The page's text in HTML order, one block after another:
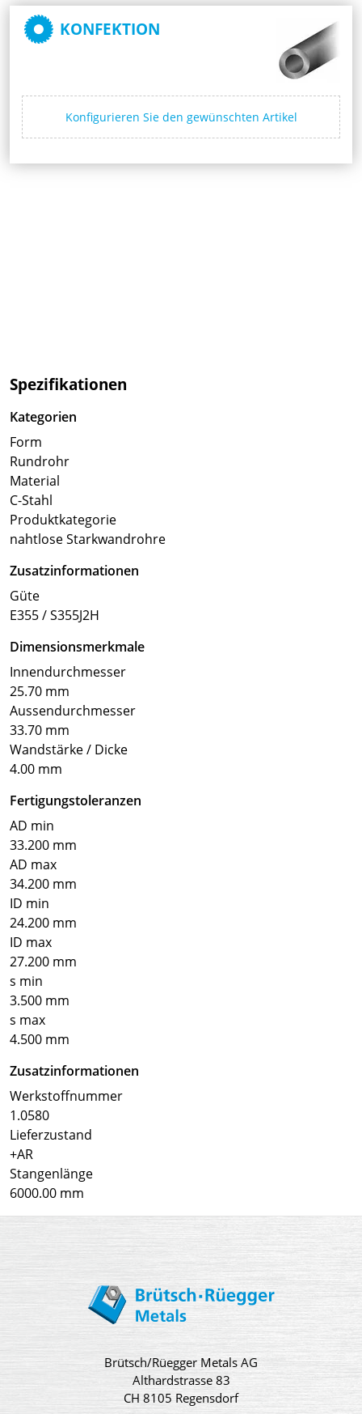
KONFEKTION
Konfigurieren Sie den gewünschten Artikel
Spezifikationen
Kategorien
Form
Rundrohr
Material
C-Stahl
Produktkategorie
nahtlose Starkwandrohre
Zusatzinformationen
Güte
E355 / S355J2H
Dimensionsmerkmale
Innendurchmesser
25.70 mm
Aussendurchmesser
33.70 mm
Wandstärke / Dicke
4.00 mm
Fertigungstoleranzen
AD min
33.200 mm
AD max
34.200 mm
ID min
24.200 mm
ID max
27.200 mm
s min
3.500 mm
s max
4.500 mm
Zusatzinformationen
Werkstoffnummer
1.0580
Lieferzustand
+AR
Stangenlänge
6000.00 mm
Brütsch/Rüegger Metals AG
Althardstrasse 83
CH 8105 Regensdorf